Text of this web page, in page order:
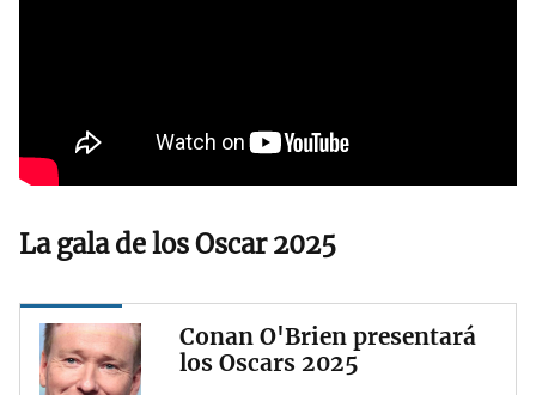
La gala de los Oscar 2025
Conan O'Brien presentará
los Oscars 2025